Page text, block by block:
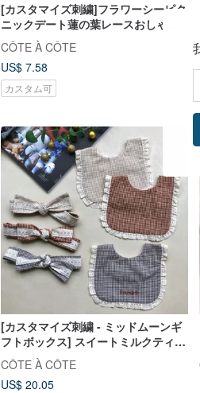
[カスタマイズ刺繍]フラワーシーピク
ニックデート蓮の葉レースおしゃぶ
りクリップおしゃぶりチェーン
CÔTE À CÔTE
US$ 7.58
カスタム可
[カスタマイズ刺繍 - ミッドムーンギ
フトボックス] スイートミルクティー
蓮の葉レース口ターバンヘッドバン
ド
CÔTE À CÔTE
US$ 20.05